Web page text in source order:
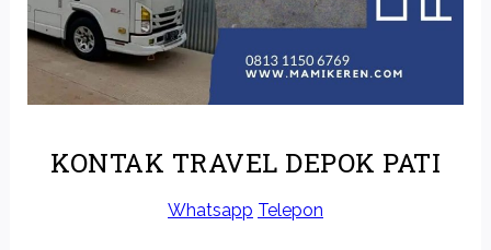
KONTAK TRAVEL DEPOK PATI
Whatsapp Telepon